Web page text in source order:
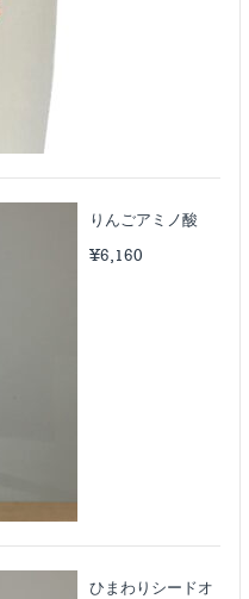
りんごアミノ酸
¥6,160
ひまわりシードオ